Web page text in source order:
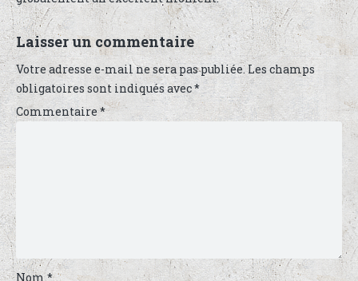
Laisser un commentaire
Votre adresse e-mail ne sera pas publiée.Les champs
obligatoires sont indiqués avec*
Commentaire*
Nom*